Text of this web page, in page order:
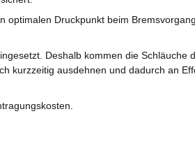
optimalen Druckpunkt beim
Deshalb kommen die Schläuche
kurzzeitig ausdehnen und dadurch an